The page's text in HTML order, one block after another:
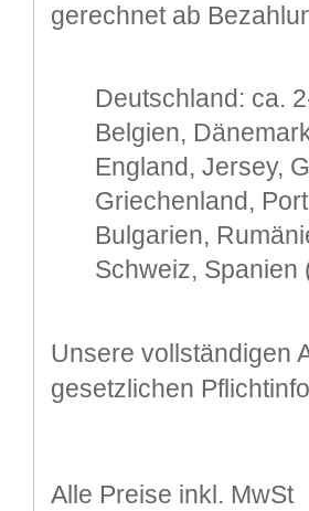
gerechnet ab
Deutschland: ca.
Belgien,
England, Jersey,
Griechenland,
Bulgarien,
Schweiz, Spanien
Unsere vollständigen
gesetzlichen
Alle Preise inkl. MwSt